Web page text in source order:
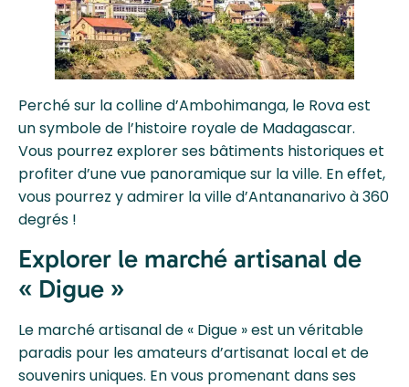
Perché sur la colline d’Ambohimanga, le Rova est
un symbole de l’histoire royale de Madagascar.
Vous pourrez explorer ses bâtiments historiques et
profiter d’une vue panoramique sur la ville. En effet,
vous pourrez y admirer la ville d’Antananarivo à 360
degrés !
Explorer le marché artisanal de
« Digue »
Le marché artisanal de « Digue » est un véritable
paradis pour les amateurs d’artisanat local et de
souvenirs uniques. En vous promenant dans ses